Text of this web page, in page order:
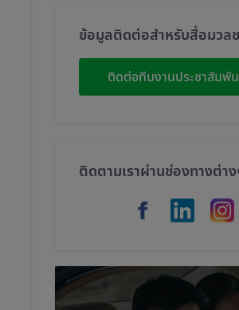
Vietnam
Myanmar
ข้อมูลติดต่อสำหรับสื่อมวล
ติดต่อทีมงานประชาสัมพั
ติดตามเราผ่านช่องทางต่า